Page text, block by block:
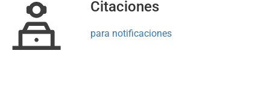
Citaciones
para notificaciones